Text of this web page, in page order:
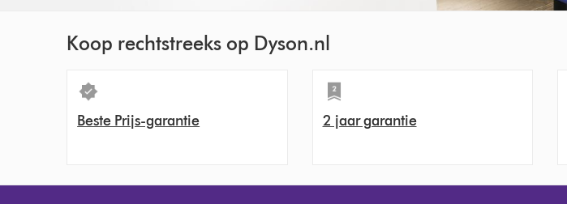
Koop rechtstreeks op Dyson.nl
Beste Prijs-garantie 2 jaar garantie